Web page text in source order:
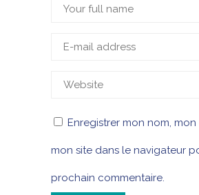
Enregistrer mon nom,
mon site dans le navigateur
prochain commentaire.